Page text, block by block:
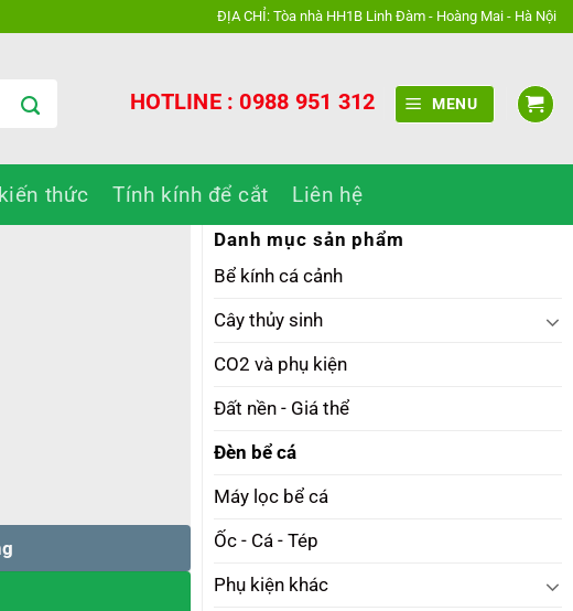
ĐỊA CHỈ: Tòa nhà HH1B Linh Đàm - Hoàng Mai - Hà Nội
HOTLINE : 0988 951 312 MENU
thức Tính kính để cắt Liên hệ
Danh mục sản phẩm
Bể kính cá cảnh
Cây thủy sinh
CO2 và phụ kiện
Đất nền - Giá thể
Đèn bể cá
Máy lọc bể cá
Ốc - Cá - Tép
Phụ kiện khác